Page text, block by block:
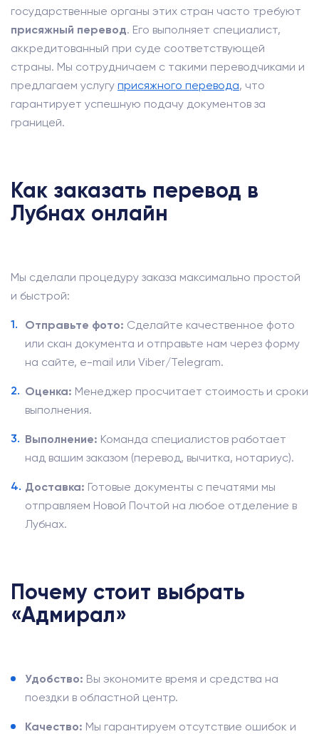
государственные органы этих стран часто требуют
присяжный перевод. Его выполняет специалист,
аккредитованный при суде соответствующей
страны. Мы сотрудничаем с такими переводчиками и
предлагаем услугу присяжного перевода, что
гарантирует успешную подачу документов за
границей.
Как заказать перевод в
Лубнах онлайн
Мы сделали процедуру заказа максимально простой
и быстрой:
Отправьте фото: Сделайте качественное фото
или скан документа и отправьте нам через форму
на сайте, e-mail или Viber/Telegram.
Оценка: Менеджер просчитает стоимость и сроки
выполнения.
Выполнение: Команда специалистов работает
над вашим заказом (перевод, вычитка, нотариус).
Доставка: Готовые документы с печатями мы
отправляем Новой Почтой на любое отделение в
Лубнах.
Почему стоит выбрать
«Адмирал»
Удобство: Вы экономите время и средства на
поездки в областной центр.
Качество: Мы гарантируем отсутствие ошибок и